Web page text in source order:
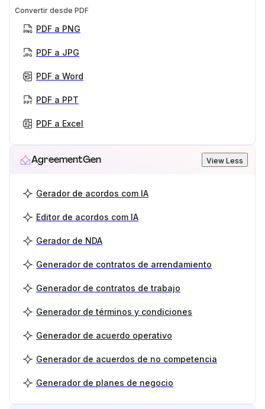
Convertir desde PDF
PDF a PNG
PDF a JPG
PDF a Word
PDF a PPT
PDF a Excel
AgreementGen View Less
Gerador de acordos com IA
Editor de acordos com IA
Gerador de NDA
Generador de contratos de arrendamiento
Generador de contratos de trabajo
Generador de términos y condiciones
Generador de acuerdo operativo
Generador de acuerdos de no competencia
Generador de planes de negocio